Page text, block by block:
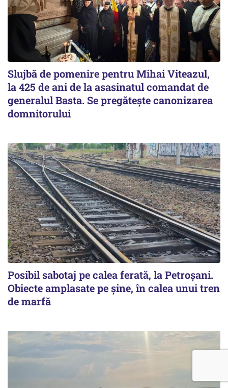
Slujbă de pomenire pentru Mihai Viteazul,
la 425 de ani de la asasinatul comandat de
generalul Basta. Se pregătește canonizarea
domnitorului
Posibil sabotaj pe calea ferată, la Petroșani.
Obiecte amplasate pe șine, în calea unui tren
de marfă